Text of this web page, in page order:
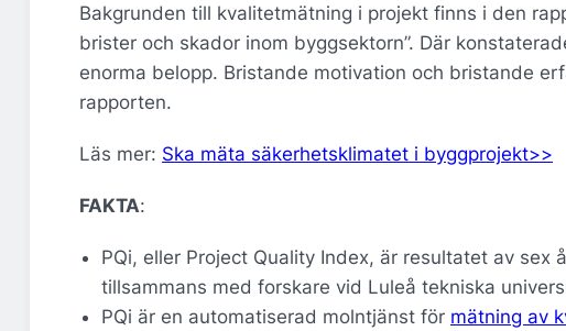
Bakgrunden till kvalitetmätning i projekt finns i den
brister och skador inom byggsektorn”. Där
enorma belopp. Bristande motivation och bristande
rapporten.
Läs mer: Ska mäta säkerhetsklimatet i byggprojekt>>
FAKTA:
PQi, eller Project Quality Index, är resultatet av
tillsammans med forskare vid Luleå tekniska
PQi är en automatiserad molntjänst för mätning av